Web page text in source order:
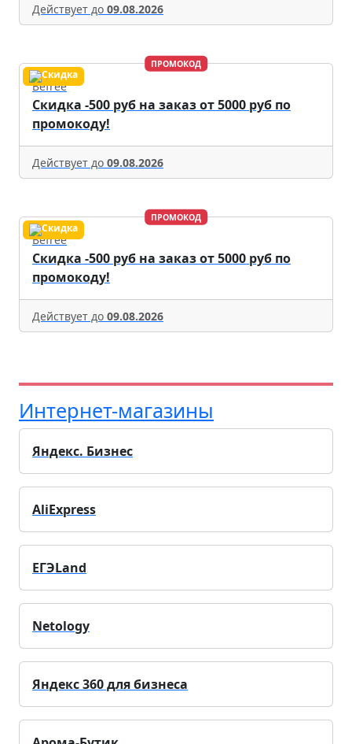
Действует до 09.08.2026
ПРОМОКОД
Befree
Скидка -500 руб на заказ от 5000 руб по
промокоду!
Действует до 09.08.2026
ПРОМОКОД
Befree
Скидка -500 руб на заказ от 5000 руб по
промокоду!
Действует до 09.08.2026
Интернет-магазины
Яндекс. Бизнес
AliExpress
ЕГЭLand
Netology
Яндекс 360 для бизнеса